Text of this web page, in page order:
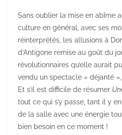
Sans oublier la mise en abîme
culture en général, avec ses
réinterprétés, les allusions à
d’Antigone remise au goût du
révolutionnaires qu’elle aurait
vendu un spectacle « déjanté
Et s’il est difficile de résumer
tout ce qui s’y passe, tant il y
de la salle avec une énergie
bien besoin en ce moment !